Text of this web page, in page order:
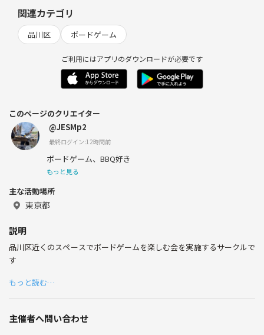
関連カテゴリ
品川区 ボードゲーム
ご利用にはアプリのダウンロードが必要です
このページのクリエイター
@JESMp2
最終ログイン:12時間前
ボードゲーム、BBQ好き
もっと見る
主な活動場所
東京都
説明
品川区近くのスペースでボードゲームを楽しむ会を実施するサークルで
す
もっと読む…
主催者へ問い合わせ